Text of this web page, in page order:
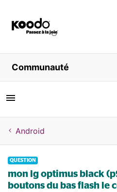
Magasiner
Libre service
Aide
Communauté
Android
QUESTION
mon lg optimus black
boutons du bas flash le